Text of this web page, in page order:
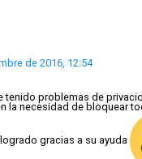
de 2016, 12:54
tenido problemas de
la necesidad de bloquear
gracias a su ayuda